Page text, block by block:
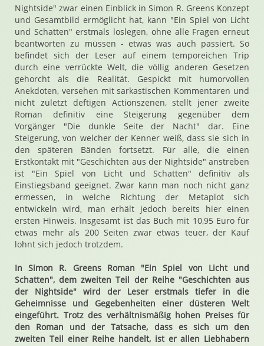
Nightside" zwar einen Einblick in Simon R. Greens Konzept
und Gesamtbild ermöglicht hat, kann "Ein Spiel von Licht
und Schatten" erstmals loslegen, ohne alle Fragen erneut
beantworten zu müssen - etwas was auch passiert. So
befindet sich der Leser auf einem temporeichen Trip
durch eine verrückte Welt, die völlig anderen Gesetzen
gehorcht als die Realität. Gespickt mit humorvollen
Anekdoten, versehen mit sarkastischen Kommentaren und
nicht zuletzt deftigen Actionszenen, stellt jener zweite
Roman definitiv eine Steigerung gegenüber dem
Vorgänger "Die dunkle Seite der Nacht" dar. Eine
Steigerung, von welcher der Kenner weiß, dass sie sich in
den späteren Bänden fortsetzt. Für alle, die einen
Erstkontakt mit "Geschichten aus der Nightside" anstreben
ist "Ein Spiel von Licht und Schatten" definitiv als
Einstiegsband geeignet. Zwar kann man noch nicht ganz
ermessen, in welche Richtung der Metaplot sich
entwickeln wird, man erhält jedoch bereits hier einen
ersten Hinweis. Insgesamt ist das Buch mit 10,95 Euro für
etwas mehr als 200 Seiten zwar etwas teuer, der Kauf
lohnt sich jedoch trotzdem.
In Simon R. Greens Roman "Ein Spiel von Licht und
Schatten", dem zweiten Teil der Reihe "Geschichten aus
der Nightside" wird der Leser erstmals tiefer in die
Geheimnisse und Gegebenheiten einer düsteren Welt
eingeführt. Trotz des verhältnismäßig hohen Preises für
den Roman und der Tatsache, dass es sich um den
zweiten Teil einer Reihe handelt, ist er allen Liebhabern